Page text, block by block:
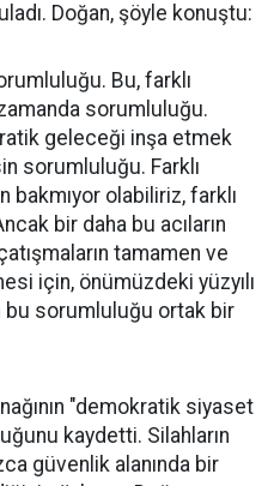
Doğan, şöyle konuştu:
Bu, farklı
sorumluluğu.
geleceği inşa etmek
sorumluluğu. Farklı
bakmıyor olabiliriz, farklı
bir daha bu acıların
tamamen ve
için, önümüzdeki yüzyılı
sorumluluğu ortak bir
"demokratik siyaset
kaydetti. Silahların
güvenlik alanında bir